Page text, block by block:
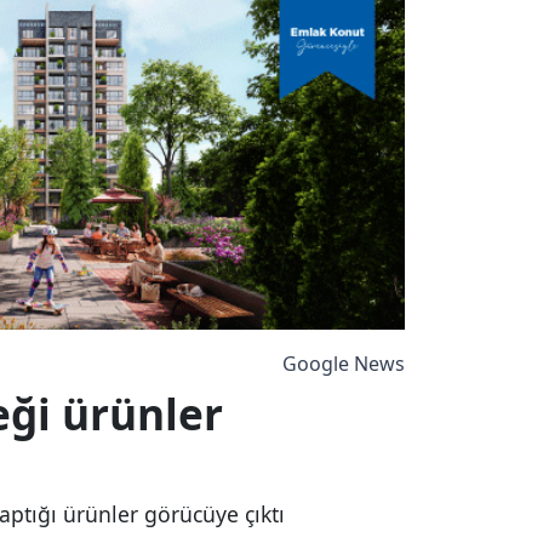
Google News
ürünler
ürünler görücüye çıktı